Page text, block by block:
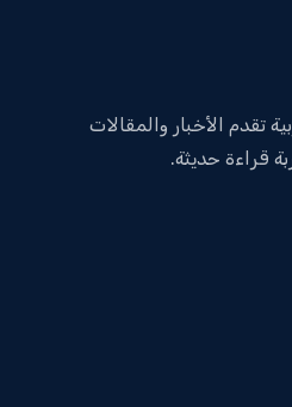
تقدم الأخبار والمقالات
قراءة حديثة.